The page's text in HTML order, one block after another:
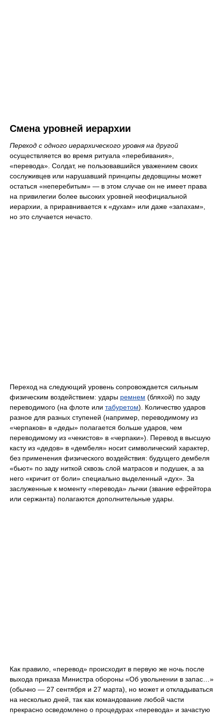
Смена уровней иерархии
Переход с одного иерархического уровня на другой
осуществляется во время ритуала «перебивания»,
«перевода». Солдат, не пользовавшийся уважением своих
сослуживцев или нарушавший принципы дедовщины может
остаться «неперебитым» — в этом случае он не имеет права
на привилегии более высоких уровней неофициальной
иерархии, а приравнивается к «духам» или даже «запахам»,
но это случается нечасто.
Переход на следующий уровень сопровождается сильным
физическим воздействием: удары ремнем (бляхой) по заду
переводимого (на флоте или табуретом). Количество ударов
разное для разных ступеней (например, переводимому из
«черпаков» в «деды» полагается больше ударов, чем
переводимому из «чекистов» в «черпаки»). Перевод в высшую
касту из «дедов» в «дембеля» носит символический характер,
без применения физического воздействия: будущего дембеля
«бьют» по заду ниткой сквозь слой матрасов и подушек, а за
него «кричит от боли» специально выделенный «дух». За
заслуженные к моменту «перевода» лычки (звание ефрейтора
или сержанта) полагаются дополнительные удары.
Как правило, «перевод» происходит в первую же ночь после
выхода приказа Министра обороны «Об увольнении в запас…»
(обычно — 27 сентября и 27 марта), но может и откладываться
на несколько дней, так как командование любой части
прекрасно осведомлено о процедурах «перевода» и зачастую